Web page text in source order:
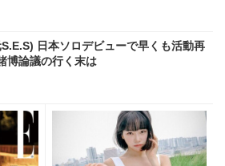
日本ソロデビューで早くも活動再
博論議の行く末は